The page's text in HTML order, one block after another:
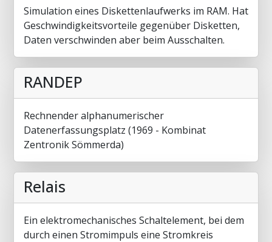
Simulation eines Diskettenlaufwerks im RAM. Hat
Geschwindigkeitsvorteile gegenüber Disketten,
Daten verschwinden aber beim Ausschalten.
RANDEP
Rechnender alphanumerischer
Datenerfassungsplatz (1969 - Kombinat
Zentronik Sömmerda)
Relais
Ein elektromechanisches Schaltelement, bei dem
durch einen Stromimpuls eine Stromkreis